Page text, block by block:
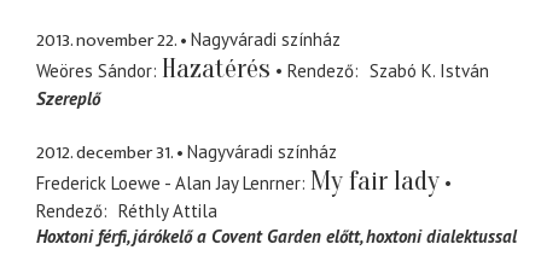
2013. november 22.
Nagyváradi színház
Weöres Sándor Hazatérés Rendező
Szabó K. István
Szereplő
2012. december 31.
Nagyváradi színház
Frederick Loewe - Alan Jay Lenrner My fair lady
Rendező
Réthly Attila
Hoxtoni férfi járókelő a Covent Garden előtt, hoxtoni dialektussal